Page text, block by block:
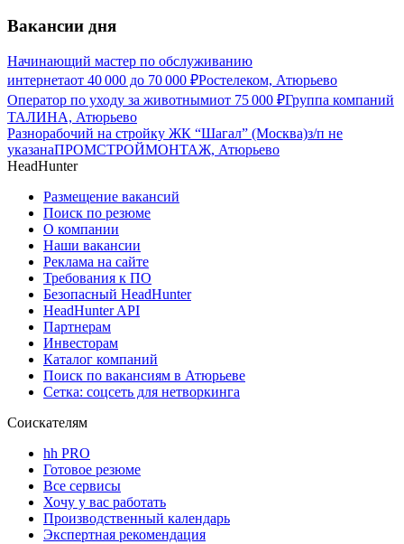
Вакансии дня
Начинающий мастер по обслуживанию
интернетаот 40 000 до 70 000 ₽Ростелеком, Атюрьево
Оператор по уходу за животнымиот 75 000 ₽Группа компаний
ТАЛИНА, Атюрьево
Разнорабочий на стройку ЖК “Шагал” (Москва)з/п не
указанаПРОМСТРОЙМОНТАЖ, Атюрьево
HeadHunter
Размещение вакансий
Поиск по резюме
О компании
Наши вакансии
Реклама на сайте
Требования к ПО
Безопасный HeadHunter
HeadHunter API
Партнерам
Инвесторам
Каталог компаний
Поиск по вакансиям в Атюрьеве
Сетка: соцсеть для нетворкинга
Соискателям
hh PRO
Готовое резюме
Все сервисы
Хочу у вас работать
Производственный календарь
Экспертная рекомендация